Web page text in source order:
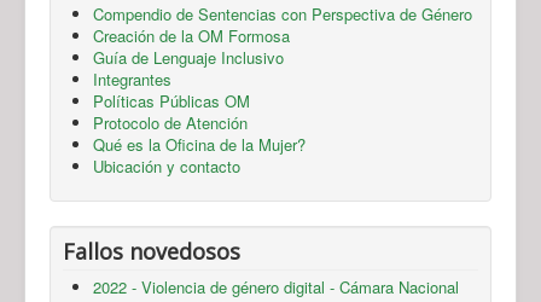
Compendio de Sentencias con Perspectiva de Género
Creación de la OM Formosa
Guía de Lenguaje Inclusivo
Integrantes
Políticas Públicas OM
Protocolo de Atención
Qué es la Oficina de la Mujer?
Ubicación y contacto
Fallos novedosos
2022 - Violencia de género digital - Cámara Nacional